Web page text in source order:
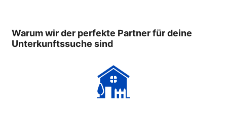
Warum wir der perfekte Partner für deine
Unterkunftssuche sind